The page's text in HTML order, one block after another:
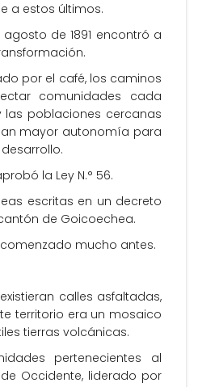
a estos últimos.
de 1891 encontró a
por el café, los caminos
comunidades cada
poblaciones cercanas
mayor autonomía para
la Ley N.° 56.
escritas en un decreto
de Goicoechea.
mucho antes.
calles asfaltadas,
territorio era un mosaico
tierras volcánicas.
pertenecientes al
Occidente, liderado por